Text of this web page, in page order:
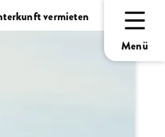
vermieten
Menü